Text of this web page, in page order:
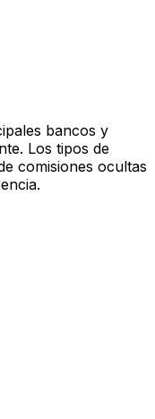
bancos y
Los tipos de
comisiones ocultas